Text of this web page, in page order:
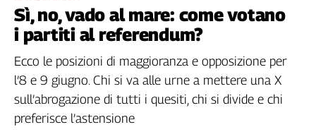
Filcams
Filctem
Fillea
Filt
Fiom
Sì, no, vado al mare: come votano
i partiti al referendum?
Ecco le posizioni di maggioranza e opposizione per
l’8 e 9 giugno. Chi si va alle urne a mettere una X
sull’abrogazione di tutti i quesiti, chi si divide e chi
preferisce l’astensione